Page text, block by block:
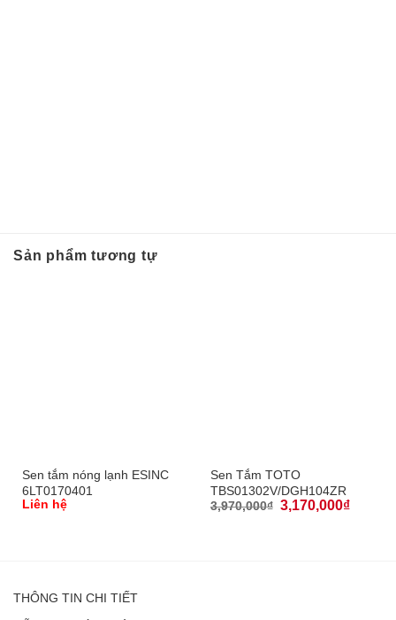
Sản phẩm tương tự
Sen tắm nóng lạnh ESINC
6LT0170401
Liên hệ
Sen Tắm TOTO
TBS01302V/DGH104ZR
3,970,000₫ 3,170,000₫
THÔNG TIN CHI TIẾT